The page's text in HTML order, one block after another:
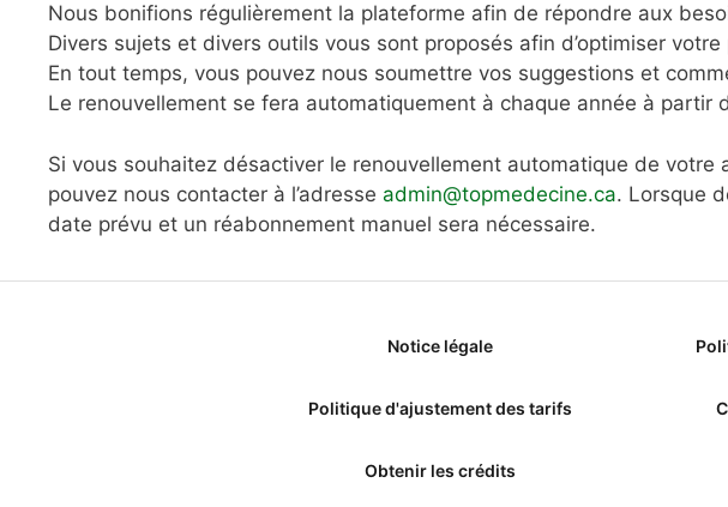
Nous bonifions régulièrement la plateforme afin de répondre aux
Divers sujets et divers outils vous sont proposés afin d’optimiser
En tout temps, vous pouvez nous soumettre vos suggestions et
Le renouvellement se fera automatiquement à chaque année à partir
Si vous souhaitez désactiver le renouvellement automatique de
pouvez nous contacter à l’adresse admin@topmedecine.ca. Lorsque
date prévu et un réabonnement manuel sera nécessaire.
Notice légale
Politique d'ajustement des tarifs
Obtenir les crédits